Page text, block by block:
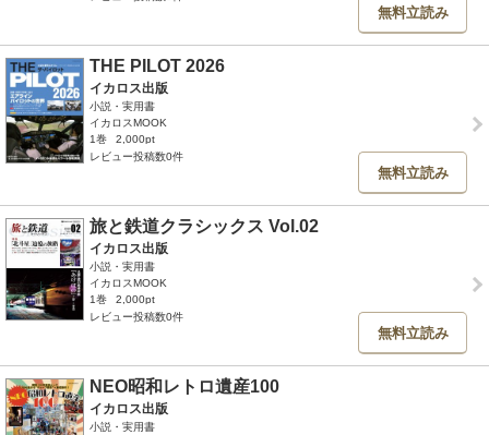
無料立読み
THE PILOT 2026
イカロス出版
小説・実用書
イカロスMOOK
1巻
2,000pt
レビュー投稿数0件
無料立読み
旅と鉄道クラシックス Vol.02
イカロス出版
小説・実用書
イカロスMOOK
1巻
2,000pt
レビュー投稿数0件
無料立読み
NEO昭和レトロ遺産100
イカロス出版
小説・実用書